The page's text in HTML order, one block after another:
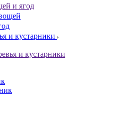
и ягод
и кустарники
и кустарники